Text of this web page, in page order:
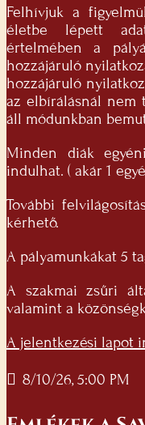
Felhívjuk a
életbe lépett
értelmében a
hozzájáruló
hozzájáruló
az elbírálásnál nem
áll módunkban
Minden diák
indulhat. ( akár 1
További
kérhető.
A pályamunkákat 5
A szakmai zsűri
valamint a
A jelentkezési lapot
8/10/26, 5:00 PM